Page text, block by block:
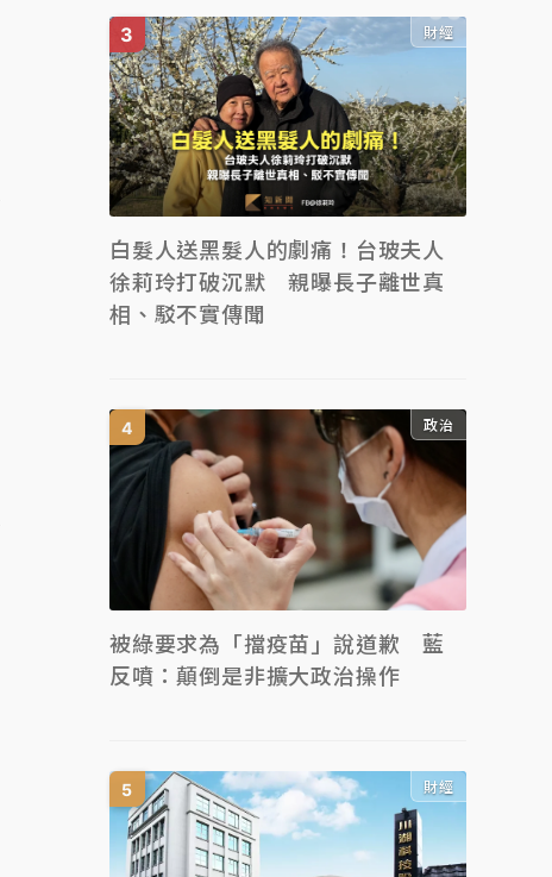
財經
白髮人送黑髮人的劇痛！台玻夫人
徐莉玲打破沉默 親曝長子離世真
相、駁不實傳聞
政治
被綠要求為「擋疫苗」說道歉 藍
反噴：顛倒是非擴大政治操作
財經